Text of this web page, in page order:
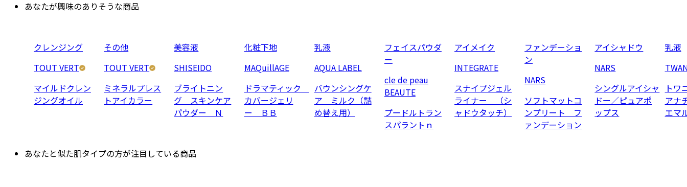
あなたが興味のありそうな商品
クレンジング
TOUT VERT
マイルドクレン
ジングオイル
その他
TOUT VERT
ミネラルプレス
トアイカラー
美容液
SHISEIDO
ブライトニン
グ スキンケア
パウダー Ｎ
化粧下地
MAQuillAGE
ドラマティック
カバージェリ
ー ＢＢ
乳液
AQUA LABEL
バウンシングケ
ア ミルク（詰
め替え用）
フェイスパウダ
ー
cle de peau
BEAUTE
プードルトラン
スパラントｎ
アイメイク
INTEGRATE
スナイプジェル
ライナー （シ
ャドウタッチ）
ファンデーショ
ン
NARS
ソフトマットコ
ンプリート フ
ァンデーション
アイシャドウ
NARS
シングルアイシャ
ドー／ピュアポ
ップス
乳液
ト
アナ
エマ
あなたと似た肌タイプの方が注目している商品